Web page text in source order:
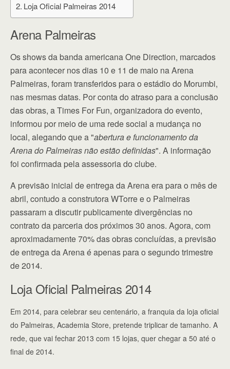
Loja Oficial Palmeiras 2014
Arena Palmeiras
Os shows da banda americana One Direction, marcados
para acontecer nos dias 10 e 11 de maio na Arena
Palmeiras, foram transferidos para o estádio do Morumbi,
nas mesmas datas. Por conta do atraso para a conclusão
das obras, a Times For Fun, organizadora do evento,
informou por meio de uma rede social a mudança no
local, alegando que a "abertura e funcionamento da
Arena do Palmeiras não estão definidas". A informação
foi confirmada pela assessoria do clube.
A previsão inicial de entrega da Arena era para o mês de
abril, contudo a construtora WTorre e o Palmeiras
passaram a discutir publicamente divergências no
contrato da parceria dos próximos 30 anos. Agora, com
aproximadamente 70% das obras concluídas, a previsão
de entrega da Arena é apenas para o segundo trimestre
de 2014.
Loja Oficial Palmeiras 2014
Em 2014, para celebrar seu centenário, a franquia da loja oficial
do Palmeiras, Academia Store, pretende triplicar de tamanho. A
rede, que vai fechar 2013 com 15 lojas, quer chegar a 50 até o
final de 2014.